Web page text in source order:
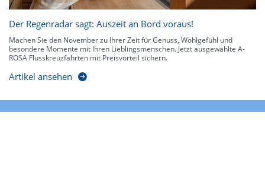
Der Regenradar sagt: Auszeit an Bord voraus!
Machen Sie den November zu Ihrer Zeit für Genuss, Wohlgefühl und
besondere Momente mit Ihren Lieblingsmenschen. Jetzt ausgewählte A-
ROSA Flusskreuzfahrten mit Preisvorteil sichern.
Artikel ansehen